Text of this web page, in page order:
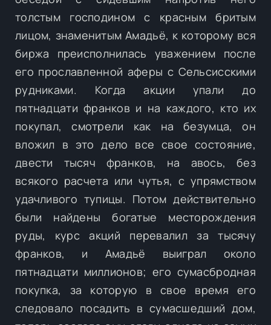
толстым господином с красным бритым
лицом, знаменитым Амадьё, к которому вся
биржа преисполнилась уважением после
его прославленной аферы с Сельсисскими
рудниками. Когда акции упали до
пятнадцати франков и на каждого, кто их
покупал, смотрели как на безумца, он
вложил в это дело все свое состояние,
двести тысяч франков, на авось, без
всякого расчета или чутья, с упрямством
удачливого тупицы. Потом действительно
были найдены богатые месторождения
руды, курс акций перевалил за тысячу
франков, и Амадьё выиграл около
пятнадцати миллионов; его сумасбродная
покупка, за которую в свое время его
следовало посадить в сумасшедший дом,